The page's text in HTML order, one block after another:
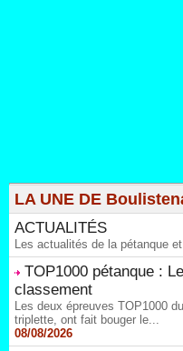
LA UNE DE
ACTUALITÉS
Les actualités de la pétanque
TOP1000 pétanque :
classement
Les deux épreuves TOP1000
triplette, ont fait bouger le...
08/08/2026